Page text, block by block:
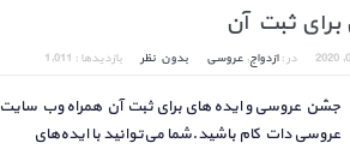
ثبت آن
در :ازدواج, عروسی بدون نظر بازدیدها : 1,011
جشن عروسی و ایده های برای ثبت آن همراه وب سایت
عروسی دات کام باشید.شما می‌توانید با ایده‌های